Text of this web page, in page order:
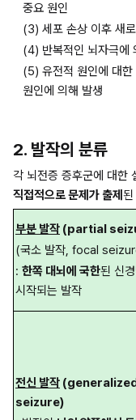
중요 원인
(3) 세포 손상 이후 새
(4) 반복적인 뇌자극에
(5) 유전적 원인에 대
원인에 의해 발생
2. 발작의 분류
각 뇌전증 증후군에 대한
직접적으로 문제가 출제 된
부분 발작 (partial
(국소 발작, focal
: 한쪽 대뇌에 국한된 신
시작되는 발작
전신 발작
seizure)